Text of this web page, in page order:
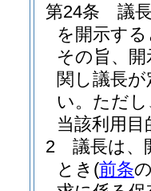
第24条
議
を開示す
その旨、
関し議長
い。 ただ
当該利用
2
議長は、
とき (前条